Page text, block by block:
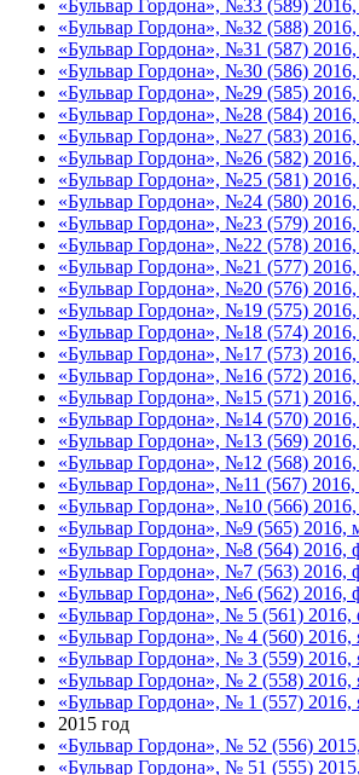
«Бульвар Гордона», №33 (589) 2016,
«Бульвар Гордона», №32 (588) 2016,
«Бульвар Гордона», №31 (587) 2016,
«Бульвар Гордона», №30 (586)
«Бульвар Гордона», №29 (585)
«Бульвар Гордона», №28 (584)
«Бульвар Гордона», №27 (583)
«Бульвар Гордона», №26 (582)
«Бульвар Гордона», №25 (581)
«Бульвар Гордона», №24 (580)
«Бульвар Гордона», №23 (579)
«Бульвар Гордона», №22 (578)
«Бульвар Гордона», №21 (577)
«Бульвар Гордона», №20 (576)
«Бульвар Гордона», №19 (575)
«Бульвар Гордона», №18 (574)
«Бульвар Гордона», №17 (573) 2016,
«Бульвар Гордона», №16 (572) 2016,
«Бульвар Гордона», №15 (571) 2016,
«Бульвар Гордона», №14 (570) 2016,
«Бульвар Гордона», №13 (569)
«Бульвар Гордона», №12 (568)
«Бульвар Гордона», №11 (567) 2016,
«Бульвар Гордона», №10 (566)
«Бульвар Гордона», №9 (565) 2016,
«Бульвар Гордона», №8 (564) 2016,
«Бульвар Гордона», №7 (563) 2016,
«Бульвар Гордона», №6 (562) 2016,
«Бульвар Гордона», № 5 (561) 2016,
«Бульвар Гордона», № 4 (560) 2016,
«Бульвар Гордона», № 3 (559) 2016,
«Бульвар Гордона», № 2 (558) 2016,
«Бульвар Гордона», № 1 (557) 2016,
2015 год
«Бульвар Гордона», № 52 (556)
«Бульвар Гордона», № 51 (555)